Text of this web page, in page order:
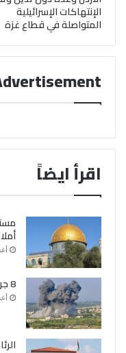
الإنتهاكات الإسرائيلية
المتواصلة في قطاع غزة
اقرأ ايضاً
8 جرحى بغارات إسرائيلية على جنوب لبنان